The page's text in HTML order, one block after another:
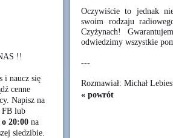
!!
i naucz się
cenne
Napisz na
FB lub
o 20:00 na
siedzibie.
Oczywiście to jednak
swoim rodzaju
Czyżynach!
odwiedzimy wszystkie
---
Rozmawiał: Michał
« powrót